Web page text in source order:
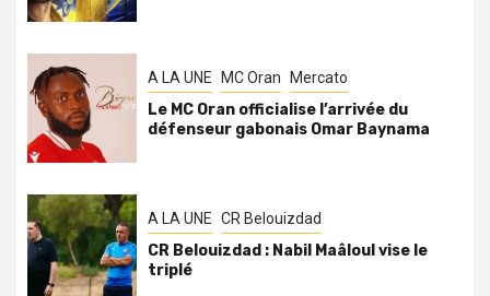
A LA UNE MC Oran Mercato
Le MC Oran officialise l’arrivée du
défenseur gabonais Omar Baynama
A LA UNE CR Belouizdad
CR Belouizdad : Nabil Maâloul vise le
triplé